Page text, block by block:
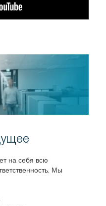
на себя всю
Мы